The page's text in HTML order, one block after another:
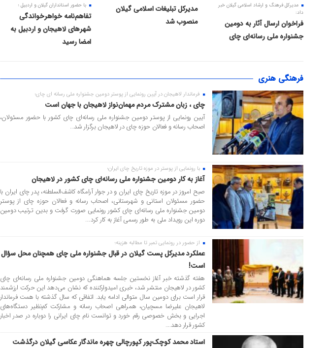
مدیرکل فرهنگ و ارشاد اسلامی گیلان خبر
داد:
فراخوان ارسال آثار به دومین
جشنواره ملی رسانه‌ای چای
مدیرکل تبلیغات اسلامی گیلان
منصوب شد
با حضور استانداران گیلان و اردبیل ؛
تفاهم‌نامه خواهرخواندگی
شهرهای لاهیجان و اردبیل به
امضا رسید
فرهنگی هنری
۲۷ تیر ۱۴۰۵
فرماندار لاهیجان در آیین رونمایی از پوستر دومین جشنواره ملی رسانه ای چای؛
چای ، زبان مشترک مردم مهمان‌نواز لاهیجان با جهان است
آیین رونمایی از پوستر دومین جشنواره ملی رسانه‌ای چای کشور با حضور مسئولان،
اصحاب رسانه و فعالان حوزه چای در لاهیجان برگزار شد...
۲۷ تیر ۱۴۰۵
با رونمایی از پوستر در موزه تاریخ چای ایران؛
آغاز به کار دومین جشنواره ملی رسانه‌ای چای کشور در لاهیجان
صبح امروز در موزه تاریخ چای ایران و در جوار آرامگاه کاشف‌السلطنه، پدر چای ایران با
حضور مسئولان استانی و شهرستانی، اصحاب رسانه و فعالان حوزه چای از پوستر
دومین جشنواره ملی رسانه‌ای چای کشور رونمایی صورت گرفت و بدین ترتیب دومین
دوره این رویداد ملی به طور رسمی آغاز به کار کرد....
از حضور در رونمایی تمبر تا مطالبه هزینه؛
عملکرد مدیرکل پست گیلان در قبال جشنواره ملی چای همچنان محل سؤال
است!
هفته گذشته خبر آغاز نخستین جلسه هماهنگی دومین جشنواره ملی رسانه‌ای چای
کشور در لاهیجان منتشر شد، خبری امیدوارکننده که نشان می‌دهد این حرکت ارزشمند
قرار است برای دومین سال متوالی ادامه یابد. اتفاقی که سال گذشته با همت فرماندار
لاهیجان علیرضا مسچیان، همراهی اصحاب رسانه و مشارکت کم‌نظیر دستگاه‌های
اجرایی و بخش خصوصی رقم خورد و توانست نام چای ایرانی را دوباره در صدر اخبار
کشور قرار دهد....
استاد محمد کوچک‌پور کپورچالی چهره ماندگار عکاسی گیلان درگذشت